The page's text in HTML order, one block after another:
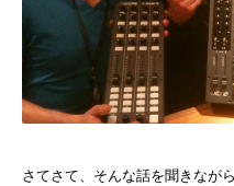
さてさて、そんな話を聞きなが